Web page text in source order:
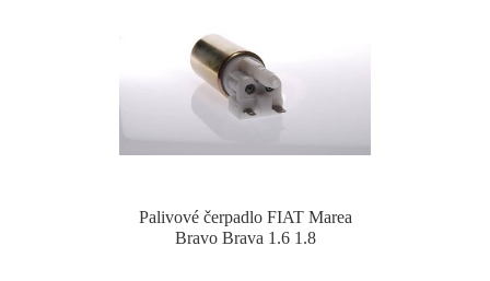
Palivové čerpadlo FIAT Marea
Bravo Brava 1.6 1.8